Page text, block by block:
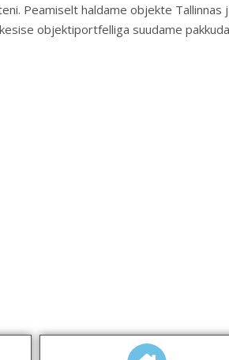
Peamiselt haldame objekte Tallinnas
objektiportfelliga suudame pakkuda